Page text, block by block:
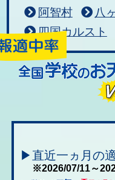
阿智村
八
四国カルスト
▶直近一ヵ月の
※2026/07/11～